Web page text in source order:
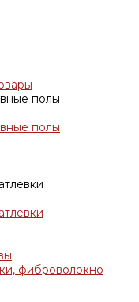
полы
полы
фиброволокно